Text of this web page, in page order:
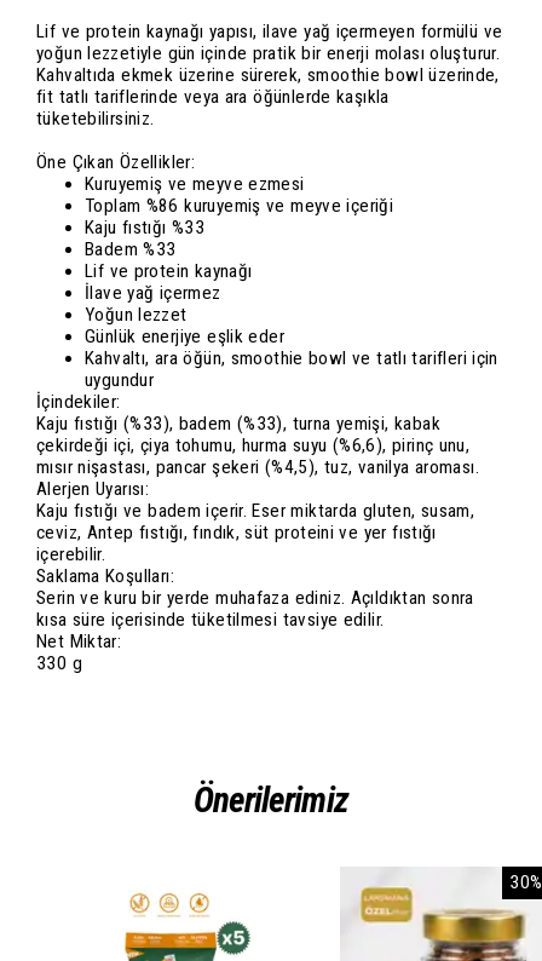
Lif ve protein kaynağı yapısı, ilave yağ içermeyen formülü ve
yoğun lezzetiyle gün içinde pratik bir enerji molası oluşturur.
Kahvaltıda ekmek üzerine sürerek, smoothie bowl üzerinde,
fit tatlı tariflerinde veya ara öğünlerde kaşıkla
tüketebilirsiniz.
Öne Çıkan Özellikler:
Kuruyemiş ve meyve ezmesi
Toplam %86 kuruyemiş ve meyve içeriği
Kaju fıstığı %33
Badem %33
Lif ve protein kaynağı
İlave yağ içermez
Yoğun lezzet
Günlük enerjiye eşlik eder
Kahvaltı, ara öğün, smoothie bowl ve tatlı tarifleri için
uygundur
İçindekiler:
Kaju fıstığı (%33), badem (%33), turna yemişi, kabak
çekirdeği içi, çiya tohumu, hurma suyu (%6,6), pirinç unu,
mısır nişastası, pancar şekeri (%4,5), tuz, vanilya aroması.
Alerjen Uyarısı:
Kaju fıstığı ve badem içerir. Eser miktarda gluten, susam,
ceviz, Antep fıstığı, fındık, süt proteini ve yer fıstığı
içerebilir.
Saklama Koşulları:
Serin ve kuru bir yerde muhafaza ediniz. Açıldıktan sonra
kısa süre içerisinde tüketilmesi tavsiye edilir.
Net Miktar:
330 g
Önerilerimiz